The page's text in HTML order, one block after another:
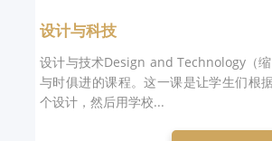
设计与科技
设计与技术Design and Technology（缩
与时俱进的课程。这一课是让学生们根
个设计，然后用学校...